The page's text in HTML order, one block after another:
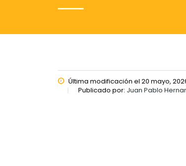
Última modificación el 20 mayo,
Publicado por: Juan Pablo